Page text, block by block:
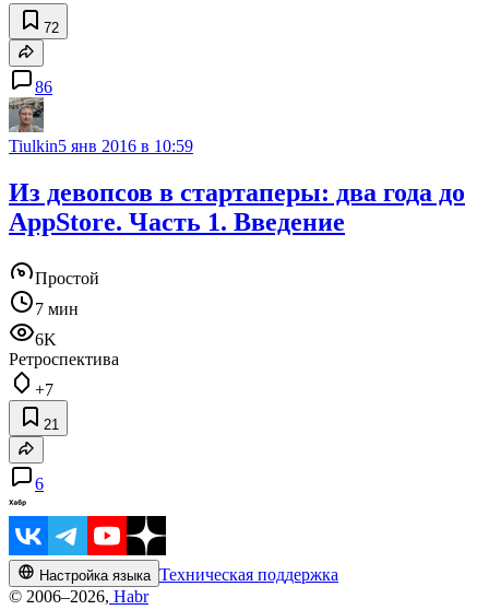
72
86
Tiulkin5 янв 2016 в 10:59
Из девопсов в стартаперы: два года до
AppStore. Часть 1. Введение
Простой
7 мин
6K
Ретроспектива
+7
21
6
Настройка языка Техническая поддержка
© 2006–2026, Habr